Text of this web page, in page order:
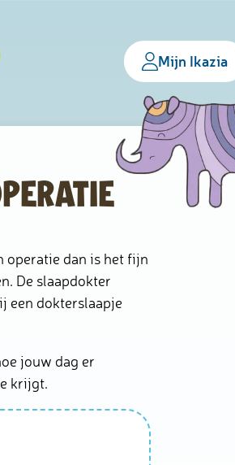
Mijn Ikazia
operatie dan is het fijn
De slaapdokter
een dokterslaapje
jouw dag er
krijgt.